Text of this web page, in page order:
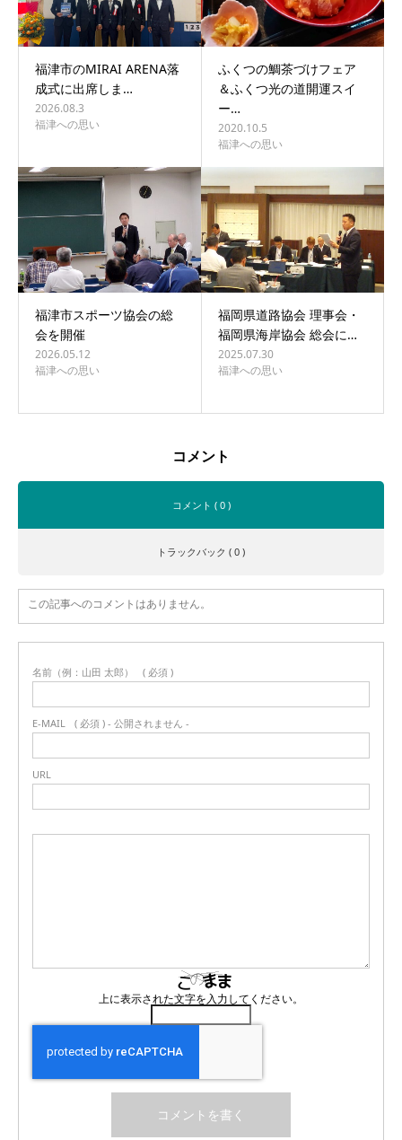
福津市のMIRAI ARENA落
成式に出席しま…
2026.08.3
福津への思い
ふくつの鯛茶づけフェア
＆ふくつ光の道開運スイ
ー…
2020.10.5
福津への思い
福津市スポーツ協会の総
会を開催
2026.05.12
福津への思い
福岡県道路協会 理事会・
福岡県海岸協会 総会に…
2025.07.30
福津への思い
コメント
コメント ( 0 )
トラックバック ( 0 )
この記事へのコメントはありません。
名前（例：山田 太郎） ( 必須 )
E-MAIL ( 必須 ) - 公開されません -
URL
上に表示された文字を入力してください。